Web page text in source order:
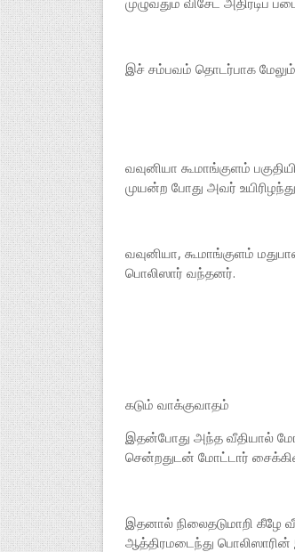
இச் சம்பவம் தொடர்பாக மேலும்
வவுனியா கூமாங்குளம்
முயன்ற போது அவர்
வவுனியா, கூமாங்குளம்
பொலிஸார் வந்தனர்.
கடும் வாக்குவாதம்
இதன்போது அந்த வீதியால்
சென்றதுடன் மோட்டார்
இதனால் நிலைதடுமாறி கீழே
ஆத்திரமடைந்து